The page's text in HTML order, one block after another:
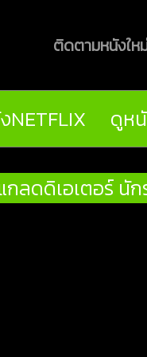
ติดตามหนังให
NETFLIX ดูห
กลดดิเอเตอร์ นั